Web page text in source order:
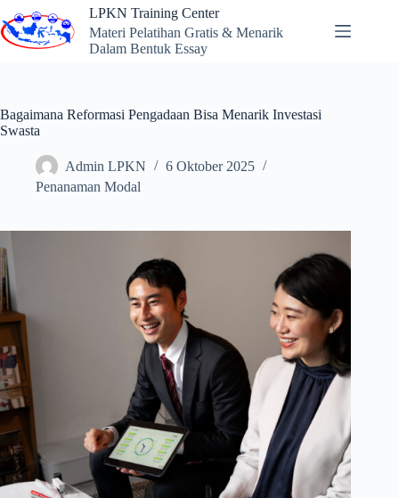
to
content
LPKN Training Center
Materi Pelatihan Gratis & Menarik
Dalam Bentuk Essay
Bagaimana Reformasi Pengadaan Bisa Menarik Investasi
Swasta
Admin LPKN
6 Oktober 2025
Penanaman Modal